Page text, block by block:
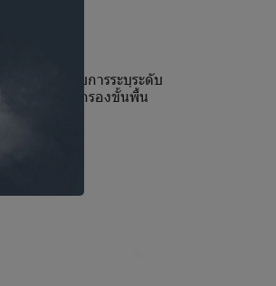
สำหรับการระบุระดับ
งเป็นการคัดกรองขั้นพื้น